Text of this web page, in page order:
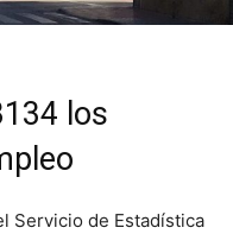
los
Servicio de Estadística